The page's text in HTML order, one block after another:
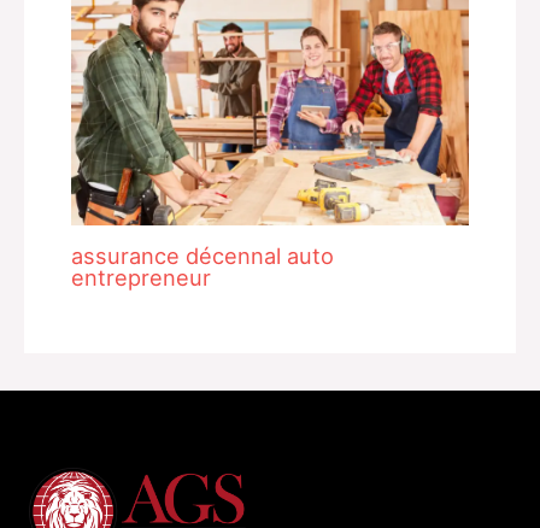
assurance décennal auto
entrepreneur